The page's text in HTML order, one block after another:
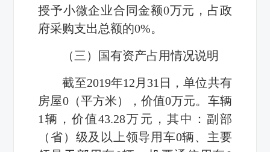
授予小微企业合同金额0万元，占政
府采购支出总额的0%。
（三）国有资产占用情况说明
截至2019年12 月 31 日，单位共有
房屋0（平方米），价值0万元。车辆
1 辆，价值43.28万元，其中：副部
（省）级及以上领导用车0辆、主要